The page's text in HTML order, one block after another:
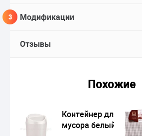
3 Модификации
Отзывы
Похожие
Контейнер для
мусора белый, 0,75 л